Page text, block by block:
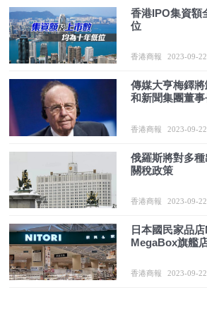
香港IPO集資額
位
香港商報 2023-09-22
傳媒大亨梅鐸
和新聞集團董事
香港商報 2023-09-22
俄羅斯將對多
關稅政策
香港商報 2023-09-22
日本國民家品
MegaBox旗艦
香港商報 2023-09-22